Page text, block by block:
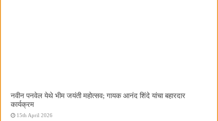
नवीन पनवेल येथे भीम जयंती महोत्सव; गायक आनंद शिंदे यांचा बहारदार
कार्यक्रम
15th April 2026